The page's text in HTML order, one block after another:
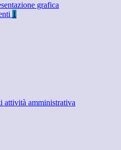
grafica
1
attività amministrativa